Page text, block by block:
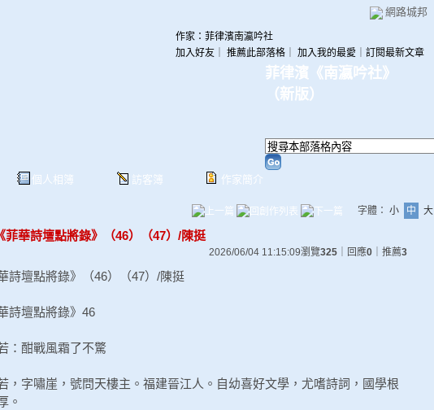
網路城邦
菲律濱《南瀛吟社》
（新版）
個人相簿 訪客簿 作家簡介
加入好友 推薦此部落格 加入我的最愛 訂閱最新文章
作家：菲律濱南瀛吟社
字體： 小 中 大
《菲華詩壇點將錄》（46）（47）/陳挺
2026/06/04 11:15:09瀏覽325 ｜回應0 ｜推薦3
詩壇點將錄》（46）（47）/陳挺
詩壇點將錄》46
：酣戰風霜了不驚
，字嘯崖，號問天樓主。福建晉江人。自幼喜好文學，尤嗜詩詞，國學根
。